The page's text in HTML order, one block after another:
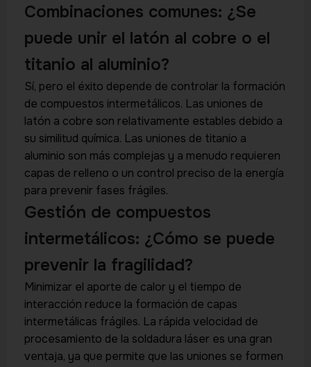
Combinaciones comunes: ¿Se
puede unir el latón al cobre o el
titanio al aluminio?
Sí, pero el éxito depende de controlar la formación
de compuestos intermetálicos. Las uniones de
latón a cobre son relativamente estables debido a
su similitud química. Las uniones de titanio a
aluminio son más complejas y a menudo requieren
capas de relleno o un control preciso de la energía
para prevenir fases frágiles.
Gestión de compuestos
intermetálicos: ¿Cómo se puede
prevenir la fragilidad?
Minimizar el aporte de calor y el tiempo de
interacción reduce la formación de capas
intermetálicas frágiles. La rápida velocidad de
procesamiento de la soldadura láser es una gran
ventaja, ya que permite que las uniones se formen